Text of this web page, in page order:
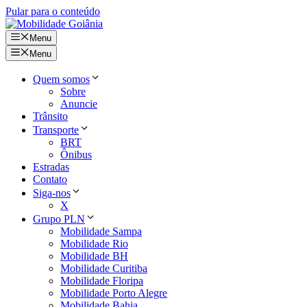
Pular para o conteúdo
Menu
Menu
Quem somos
Sobre
Anuncie
Trânsito
Transporte
BRT
Ônibus
Estradas
Contato
Siga-nos
X
Grupo PLN
Mobilidade Sampa
Mobilidade Rio
Mobilidade BH
Mobilidade Curitiba
Mobilidade Floripa
Mobilidade Porto Alegre